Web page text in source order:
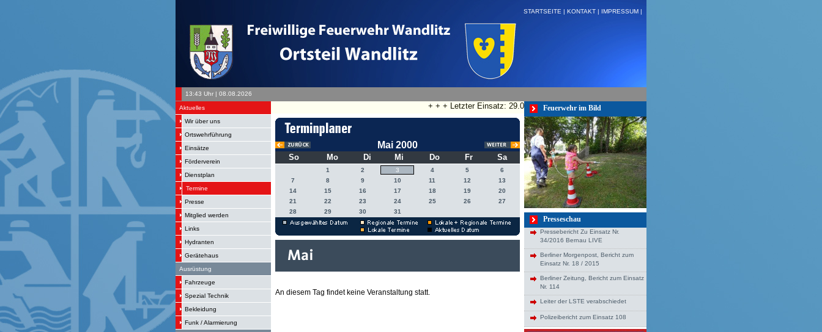
STARTSEITE | KONTAKT | IMPRESSUM |
13:43 Uhr | 08.08.2026
Aktuelles
Wir über uns
Ortswehrführung
Einsätze
Förderverein
Dienstplan
Termine
Presse
Mitglied werden
Links
Hydranten
Gerätehaus
Ausrüstung
Fahrzeuge
Spezial Technik
Bekleidung
Funk / Alarmierung
+ + + Letzter Einsatz: 29.07.2026 H:VU Klemm, Stolzenhagen + + +
Mai 2000
So Mo Di Mi Do Fr Sa
1 2 3 4 5
6
7
8 9 10 11 12
13
14
15 16 17 18 19
20
21
22 23 24 25 26
27
28
29 30 31
An diesem Tag findet keine Veranstaltung statt.
Feuerwehr im Bild
Presseschau
Pressebericht Zu Einsatz Nr.
34/2016 Bernau LIVE
Berliner Morgenpost, Bericht zum
Einsatz Nr. 18 / 2015
Berliner Zeitung, Bericht zum Einsatz
Nr. 114
Leiter der LSTE verabschiedet
Polizeibericht zum Einsatz 108